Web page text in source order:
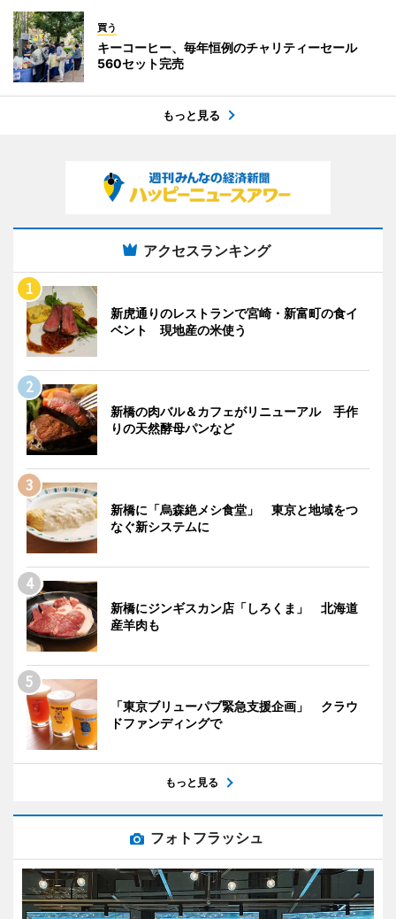
買う
キーコーヒー、毎年恒例のチャリティーセール
560セット完売
もっと見る
アクセスランキング
新虎通りのレストランで宮崎・新富町の食イ
ベント 現地産の米使う
新橋の肉バル＆カフェがリニューアル 手作
りの天然酵母パンなど
新橋に「烏森絶メシ食堂」 東京と地域をつ
なぐ新システムに
新橋にジンギスカン店「しろくま」 北海道
産羊肉も
「東京ブリューパブ緊急支援企画」 クラウ
ドファンディングで
もっと見る
フォトフラッシュ